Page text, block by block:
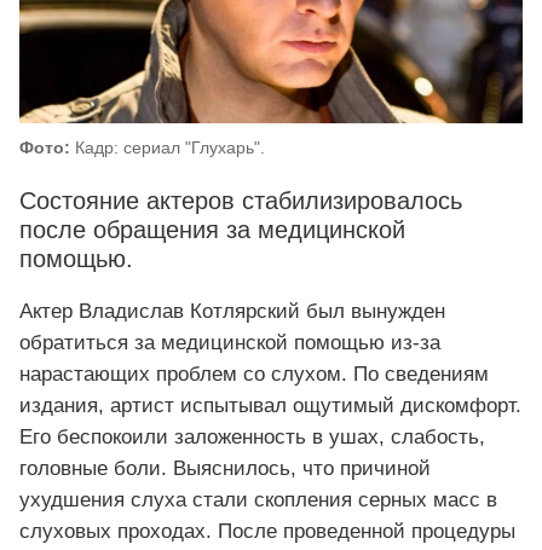
Фото: Кадр: сериал "Глухарь".
Состояние актеров стабилизировалось
после обращения за медицинской
помощью.
Актер Владислав Котлярский был вынужден
обратиться за медицинской помощью из‑за
нарастающих проблем со слухом. По сведениям
издания, артист испытывал ощутимый дискомфорт.
Его беспокоили заложенность в ушах, слабость,
головные боли. Выяснилось, что причиной
ухудшения слуха стали скопления серных масс в
слуховых проходах. После проведенной процедуры